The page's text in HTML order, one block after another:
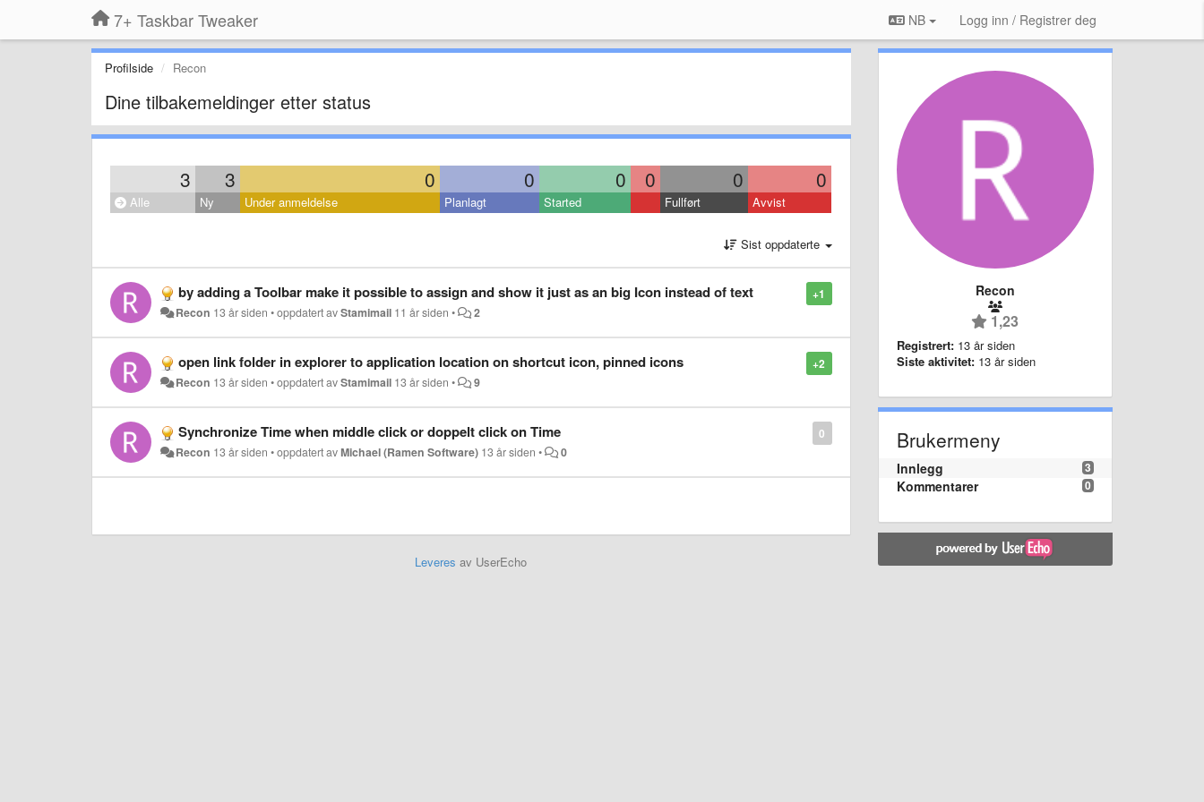
7+ Taskbar Tweaker NB Logg inn / Registrer deg
Profilside Recon
Dine tilbakemeldinger etter status
3 3 0 0 0 0 0 0
Alle Ny Under anmeldelse Planlagt Started Fullført Avvist
Sist oppdaterte
+1
by adding a Toolbar make it possible to assign and show it just as an big Icon instead of text
Recon 13 år siden •oppdatert avStamimail 11 år siden • 2
+2
open link folder in explorer to application location on shortcut icon, pinned icons
Recon 13 år siden •oppdatert avStamimail 13 år siden • 9
0
Synchronize Time when middle click or doppelt click on Time
Recon 13 år siden •oppdatert avMichael (Ramen Software) 13 år siden • 0
Leveres av UserEcho
Recon
1,23
Registrert: 13 år siden
Siste aktivitet: 13 år siden
Brukermeny
3
Innlegg
0
Kommentarer